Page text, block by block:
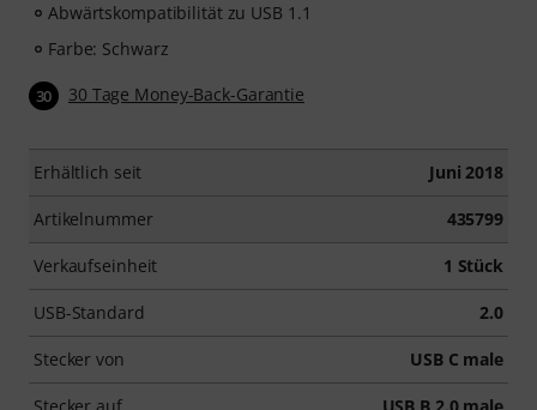
Abwärtskompatibilität zu USB 1.1
Farbe: Schwarz
30 30 Tage Money-Back-Garantie
Erhältlich seit Juni 2018
Artikelnummer 435799
Verkaufseinheit 1 Stück
USB-Standard 2.0
Stecker von USB C male